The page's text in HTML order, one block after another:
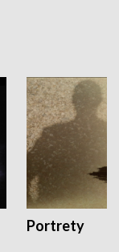
Portrety